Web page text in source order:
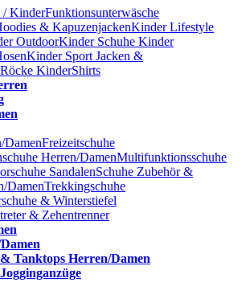
/ KinderFunktionsunterwäsche
& KapuzenjackenKinder Lifestyle
OutdoorKinder Schuhe Kinder
Kinder Sport Jacken &
Röcke KinderShirts
DamenFreizeitschuhe
Herren/DamenMultifunktionsschuhe
SandalenSchuhe Zubehör &
DamenTrekkingschuhe
& Winterstiefel
& Zehentrenner
Tanktops Herren/Damen